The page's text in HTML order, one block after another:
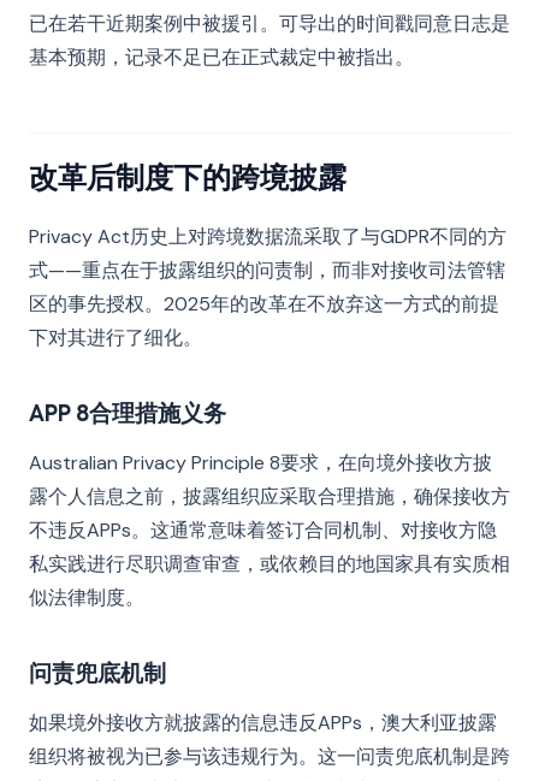
已在若干近期案例中被援引。可导出的时间戳同意日志是
基本预期，记录不足已在正式裁定中被指出。
改革后制度下的跨境披露
Privacy Act历史上对跨境数据流采取了与GDPR不同的方
式——重点在于披露组织的问责制，而非对接收司法管辖
区的事先授权。2025年的改革在不放弃这一方式的前提
下对其进行了细化。
APP 8合理措施义务
Australian Privacy Principle 8要求，在向境外接收方披
露个人信息之前，披露组织应采取合理措施，确保接收方
不违反APPs。这通常意味着签订合同机制、对接收方隐
私实践进行尽职调查审查，或依赖目的地国家具有实质相
似法律制度。
问责兜底机制
如果境外接收方就披露的信息违反APPs，澳大利亚披露
组织将被视为已参与该违规行为。这一问责兜底机制是跨